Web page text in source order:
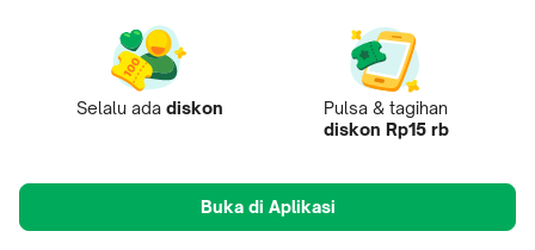
Selalu ada diskon
Pulsa & tagihan
diskon Rp15 rb
Buka di Aplikasi